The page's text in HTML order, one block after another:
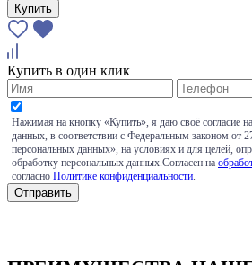
Купить
Купить в один клик
Нажимая на кнопку «Купить», я даю своё согласие
данных, в соответствии с Федеральным законом
персональных данных», на условиях и для целей,
обработку персональных данных.Согласен на
согласно Политике конфиденциальности